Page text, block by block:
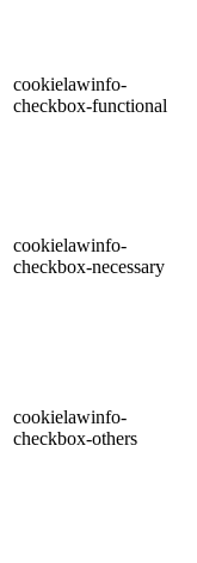
cookielawinfo-
checkbox-functional
cookielawinfo-
checkbox-necessary
cookielawinfo-
checkbox-others